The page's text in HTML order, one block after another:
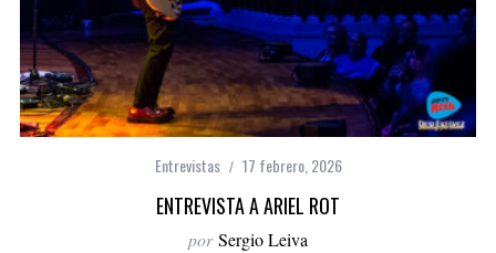
Entrevistas 17 febrero, 2026
ENTREVISTA A ARIEL ROT
por Sergio Leiva